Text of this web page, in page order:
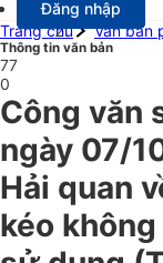
Đăng nhập
Trang chủ
Văn bản
Thông tin văn bản
77
0
Công văn
ngày 07/
Hải quan
kéo